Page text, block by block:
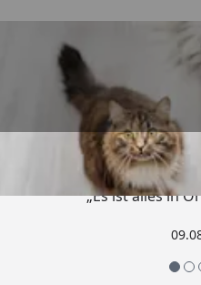
„Es ist alles in